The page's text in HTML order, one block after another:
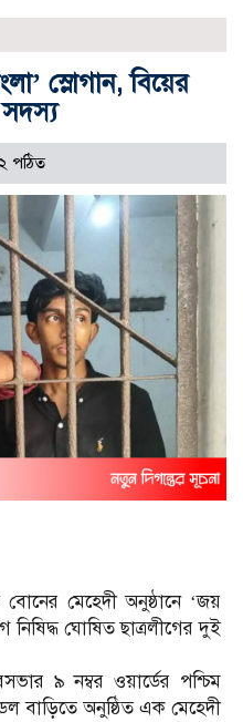
স্লোগান, বিয়ের
সদস্য
পঠিত
বোনের মেহেদী অনুষ্ঠানে ‘জয়
নিষিদ্ধ ঘোষিত ছাত্রলীগের দুই
৯ নম্বর ওয়ার্ডের পশ্চিম
বাড়িতে অনুষ্ঠিত এক মেহেদী